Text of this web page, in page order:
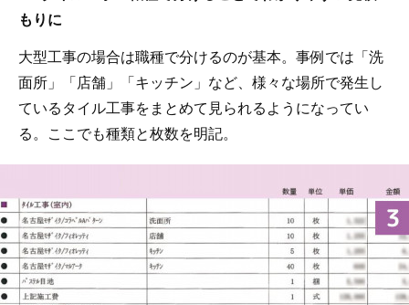
もりに
大型工事の場合は職種で分けるのが基本。事例では「洗
面所」「店舗」「キッチン」など、様々な場所で発生し
ているタイル工事をまとめて見られるようになってい
る。ここでも種類と枚数を明記。